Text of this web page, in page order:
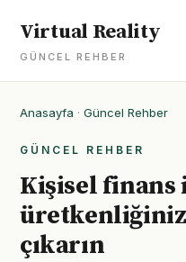
Virtual Reality
GÜNCEL REHBER
Anasayfa · Güncel Rehber
GÜNCEL REHBER
Kişisel finans
çıkarın